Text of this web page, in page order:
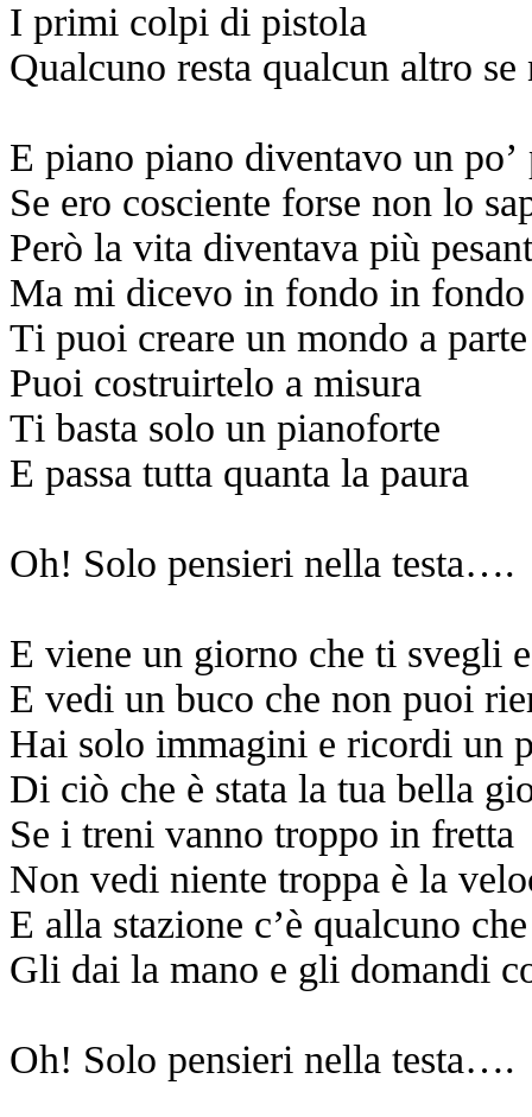
I primi colpi di pistola
Qualcuno resta qualcun altro se
E piano piano diventavo un po’
Se ero cosciente forse non lo
Però la vita diventava più
Ma mi dicevo in fondo in fondo
Ti puoi creare un mondo a parte
Puoi costruirtelo a misura
Ti basta solo un pianoforte
E passa tutta quanta la paura
Oh! Solo pensieri nella testa….
E viene un giorno che ti svegli
E vedi un buco che non puoi
Hai solo immagini e ricordi un
Di ciò che è stata la tua bella
Se i treni vanno troppo in fretta
Non vedi niente troppa è la
E alla stazione c’è qualcuno
Gli dai la mano e gli domandi
Oh! Solo pensieri nella testa….